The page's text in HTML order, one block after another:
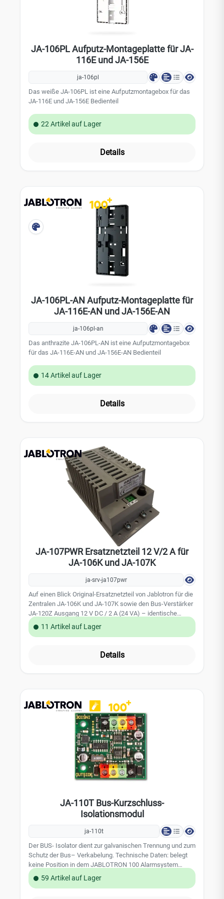
JA-106PL Aufputz-Montageplatte für JA-
116E und JA-156E
ja-106pl
Das weiße JA-106PL ist eine Aufputzmontagebox für das
JA-116E und JA-156E Bedienteil
22 Artikel auf Lager
Details
JA-106PL-AN Aufputz-Montageplatte für
JA-116E-AN und JA-156E-AN
ja-106pl-an
Das anthrazite JA-106PL-AN ist eine Aufputzmontagebox
für das JA-116E-AN und JA-156E-AN Bedienteil
14 Artikel auf Lager
Details
JA-107PWR Ersatznetzteil 12 V/2 A für
JA-106K und JA-107K
ja-srv-ja107pwr
Auf einen Blick Original-Ersatznetzteil von Jablotron für die
Zentralen JA-106K und JA-107K sowie den Bus-Verstärker
JA-120Z Ausgang 12 V DC / 2 A (24 VA) – identische
Leistungsdaten wie das werkseitig verbaute Modul
Weitbereichseingang 110–230 V AC, 50–60 Hz, 0,85 A
im vorhandenen Gehäuse – kein Austausch der
das Netzteil einer JA-106K oder JA-107K aus, steht die
gesamte Anlage. Mit diesem Original-Modul tauschen Sie
gezielt die defekte Komponente statt der kompletten
Zentrale. Programmierung, BUS-Verkabelung und Gehäuse
bleiben unangetastet, die Anlage ist nach dem Tausch
sofort wieder betriebsbereit. Auch bei brummendem Trafo
die richtige Wahl Ein hörbares Brummen oder Zirpen aus
dem Zentralengehäuse geht in der Regel vom Netzteil aus
und lässt sich durch einen Tausch beheben. Da das Modul
Hersteller-Artikelnummer JA-SRV-JA107PWR
Eingangsspannung 110–230 V AC / 50–60 Hz
T1,6 A / 250 V (träge) Kompatibel mit JA-106K, JA-107K,
JA-120Z (laut Hersteller auch JA-83K) Gewicht 0,265 kg
Herkunftsland Tschechien EAN 8595614124898
Lieferumfang 1 × Netzteilmodul JA-107PWR (JA-SRV-
JA107PWR) Passendes Zubehör PLV-CP-L – Leergehäuse
bzw. Ersatzabdeckung für JA-106K, JA-107K und JA-120Z
11 Artikel auf Lager
Details
JA-110T Bus-Kurzschluss-
Isolationsmodul
ja-110t
Der BUS- Isolator dient zur galvanischen Trennung und zum
Schutz der Bus– Verkabelung. Technische Daten: belegt
keine Position in dem JABLOTRON 100 Alarmsystem
Stromversorgung: über den BUS der Zentrale, 12 V (9 - 15
V) Standby-Verbrauch: 5 mA max. Last am Anschluss: 250
59 Artikel auf Lager